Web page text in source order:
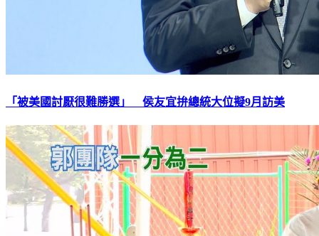
「被美國討厭很難勝選」 侯友宜拚總統大位擬9月訪美